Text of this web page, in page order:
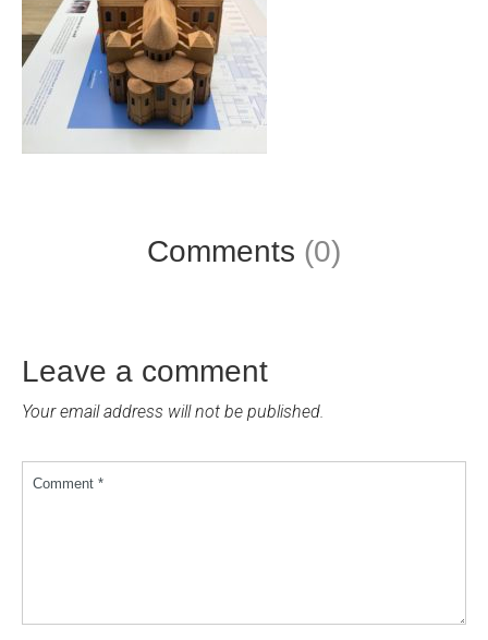
Comments (0)
Leave a comment
Your email address will not be published.
Comment *